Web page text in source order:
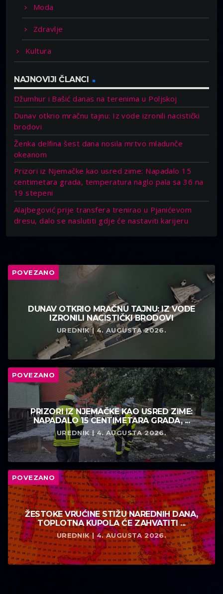
Moda
Zdravlje
Kultura
NAJNOVIJI ČLANCI
Džumhur i Bašić danas na terenima u Poljskoj
Dunav otkrio mračnu tajnu: Iz vode izronili nacistički
brodovi
Ženka delfina šest dana nosila mrtvo mladunče
okeanom
Prizori iz Njemačke kao usred zime: Napadalo 15
centimetara grada, temperatura naglo pala sa 36 na
19 stepeni
Alajbegović prije transfera trenirao u Pjanićevom
dresu, dalo se naslutiti gdje će nastaviti karijeru
POVEZANO
DUNAV OTKRIO MRAČNU TAJNU: IZ VODE
IZRONILI NACISTIČKI BRODOVI
UREDNIK | 4. AUGUSTA 2026.
POVEZANO
PRIZORI IZ NJEMAČKE KAO USRED ZIME:
NAPADALO 15 CENTIMETARA GRADA, ...
UREDNIK | 4. AUGUSTA 2026.
POVEZANO
ŽESTOKE VRUĆINE STIŽU NAREDNIH DANA,
TOPLOTNA KUPOLA ĆE ZAHVATITI ...
UREDNIK | 4. AUGUSTA 2026.